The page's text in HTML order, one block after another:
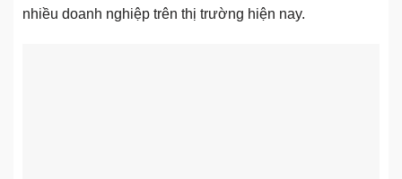
nhiều doanh nghiệp trên thị trường hiện nay.